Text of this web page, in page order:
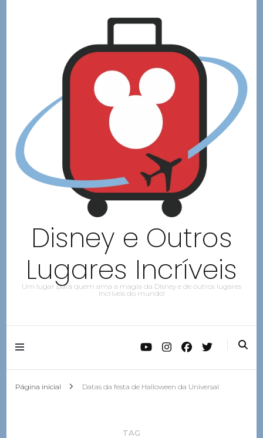
Disney e Outros
Lugares Incríveis
Um lugar para quem ama a magia da Disney e de outros lugares
Incríveis do mundo!
Página inicial Datas da festa de Halloween da Universal
TAG